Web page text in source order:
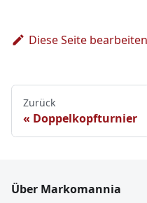
Diese Seite bearbeiten
Zurück
Doppelkopfturnier
Über Markomannia